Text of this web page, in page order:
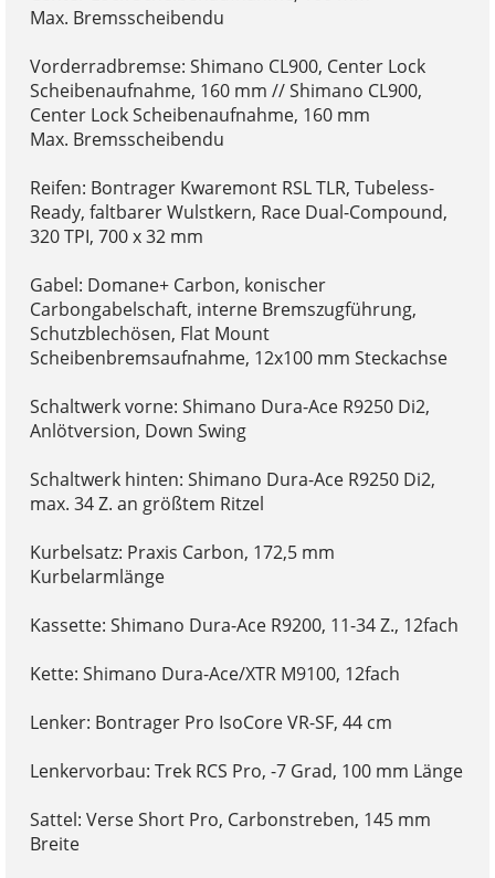
Max. Bremsscheibendu
Vorderradbremse: Shimano CL900, Center Lock
Scheibenaufnahme, 160 mm // Shimano CL900,
Center Lock Scheibenaufnahme, 160 mm
Max. Bremsscheibendu
Reifen: Bontrager Kwaremont RSL TLR, Tubeless-
Ready, faltbarer Wulstkern, Race Dual-Compound,
320 TPI, 700 x 32 mm
Gabel: Domane+ Carbon, konischer
Carbongabelschaft, interne Bremszugführung,
Schutzblechösen, Flat Mount
Scheibenbremsaufnahme, 12x100 mm Steckachse
Schaltwerk vorne: Shimano Dura-Ace R9250 Di2,
Anlötversion, Down Swing
Schaltwerk hinten: Shimano Dura-Ace R9250 Di2,
max. 34 Z. an größtem Ritzel
Kurbelsatz: Praxis Carbon, 172,5 mm
Kurbelarmlänge
Kassette: Shimano Dura-Ace R9200, 11-34 Z., 12fach
Kette: Shimano Dura-Ace/XTR M9100, 12fach
Lenker: Bontrager Pro IsoCore VR-SF, 44 cm
Lenkervorbau: Trek RCS Pro, -7 Grad, 100 mm Länge
Sattel: Verse Short Pro, Carbonstreben, 145 mm
Breite